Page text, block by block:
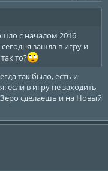
с началом 2016
зашла в игру и
то?
так было, есть и
если в игру не заходить
сделаешь и на Новый